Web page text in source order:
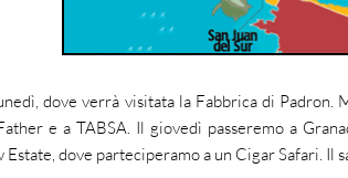
dove verrà visitata la Fabbrica di
e a TABSA. Il giovedì passeremo a
Estate, dove parteciperamo a un Cigar Safari. Il